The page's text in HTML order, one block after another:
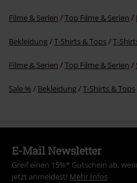
Filme & Serien Top Filme & Serien
Bekleidung T-Shirts & Tops T-
Filme & Serien Top Filme & Serien
Sale % Bekleidung T-Shirts & Tops
E-Mail Newsletter
Greif einen 15%* Gutschein ab,
jetzt anmeldest! Mehr Infos